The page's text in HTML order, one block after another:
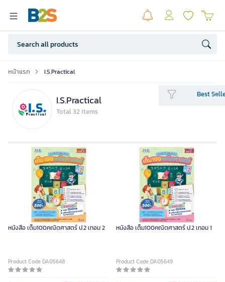
หน้าแรก I.S.Practical
I.S.Practical
Total 32 items
Best
หนังสือ เต็ม100คณิตศาสตร์ ป.2 เทอม 2
Product Code DA05648
หนังสือ เต็ม100คณิตศาสตร์ ป.2 เทอม 1
Product Code DA05649